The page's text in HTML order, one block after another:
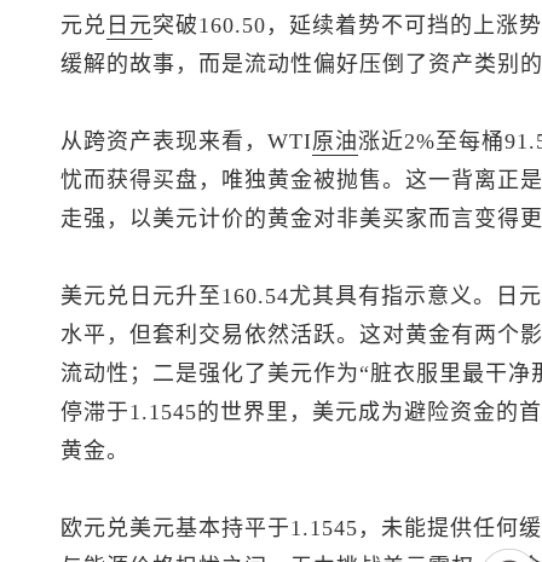
元兑 日元突破160.50，延续着势不可挡的上涨
缓解的故事，而是流动性偏好压倒了资产类别
从跨资产表现来看，WTI原油涨近2%至每桶
忧而获得买盘，唯独黄金被抛售。这一背离
走强，以美元计价的黄金对非美买家而言变得
美元兑日元升至160.54尤其具有指示意义。日
水平，但套利交易依然活跃。这对黄金有两个
流动性；二是强化了美元作为“脏衣服里最干
停滞于1.1545的世界里，美元成为避险资金
黄金。
欧元兑美元基本持平于1.1545，未能提供任何